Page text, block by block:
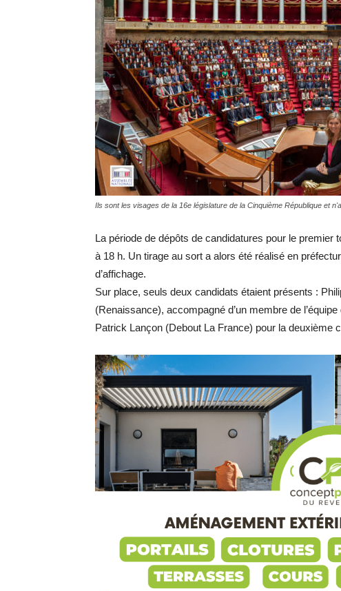
Ils sont les visages de la 16e législature de la Cinquième République et
La période de dépôts de candidatures pour le premier
à 18 h. Un tirage au sort a alors été réalisé en
d’affichage.
Sur place, seuls deux candidats étaient présents :
(Renaissance), accompagné d’un membre de
Patrick Lançon (Debout La France) pour la deuxième